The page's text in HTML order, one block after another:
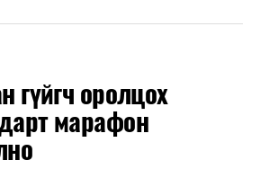
болон Монголын өв соёл, ахуй
онцлогийг харуулсан
боллоо.
гүйгч оролцох
марафон